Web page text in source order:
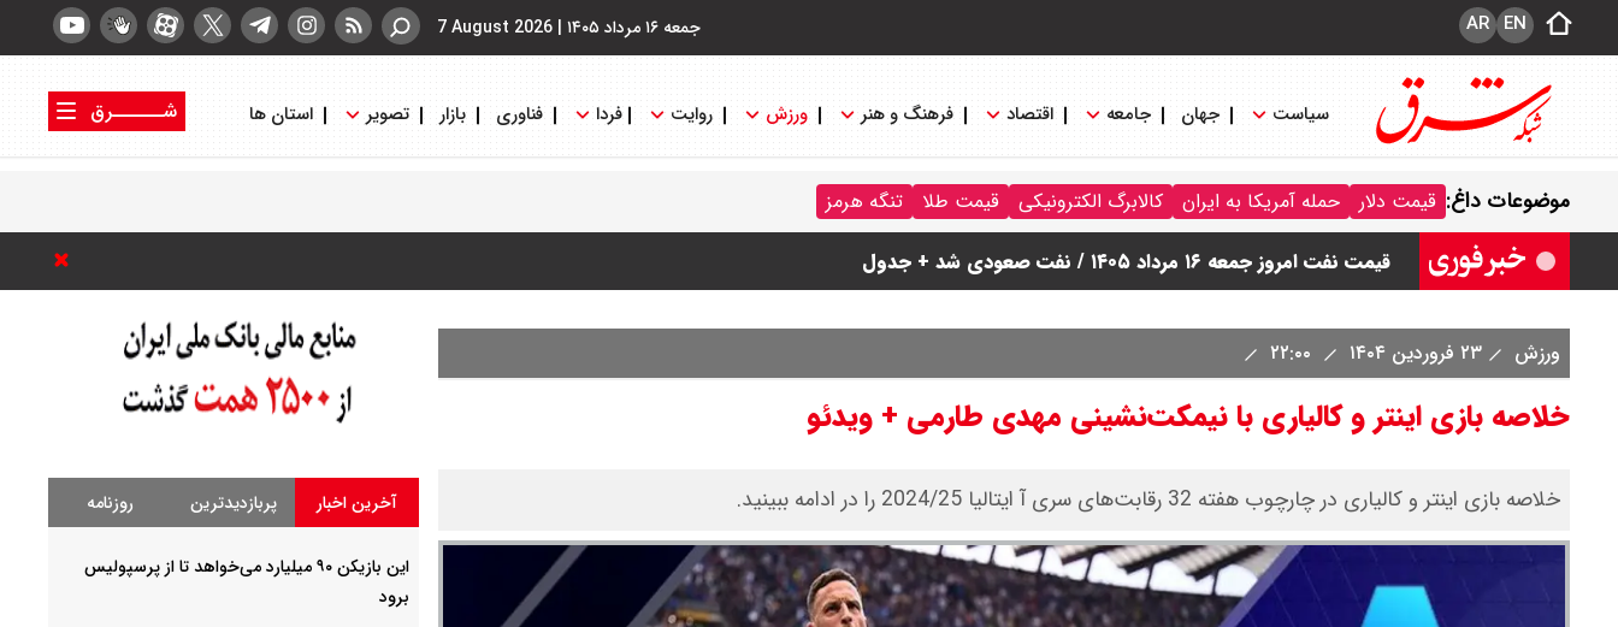
جمعه ۱۶ مرداد ۱۴۰۵ |
7 August 2026 EN
AR
سیاست جهان جامعه اقتصاد فرهنگ و هنر ورزش روایت فردا فناوری بازار تصویر استان ها
شــــــرق
موضوعات داغ: قیمت دلار حمله آمریکا به ایران کالابرگ الکترونیکی قیمت طلا تنگه هرمز
قیمت طلا ۲۴ عیار امروز جمعه ۱۶ مرداد ۱۴۰۵/ صعود طلا ادامه‌دار شد
قیمت طلا ۱۸ عیار امروز جمعه ۱۶ مرداد ۱۴۰۵ اعلام شد/ طلا بر مدار صعود
قیمت نفت امروز جمعه ۱۶ مرداد ۱۴۰۵ / نفت صعودی شد + جدول
جزئیات عرضه اولیه احیا در فرابورس اعلام شد
ورزش ۲۳ فروردین ۱۴۰۴
خلاصه بازی اینتر و کالیاری با نیمکت‌نشینی مهدی طارمی + ویدئو
خلاصه بازی اینتر و کالیاری در چارچوب هفته 32 رقابت‌های سری آ ایتالیا 2024/25 را در ادامه ببینید. آخرین اخبار پربازدیدترین روزنامه
این بازیکن ۹۰ میلیارد می‌خواهد تا از پرسپولیس
برود